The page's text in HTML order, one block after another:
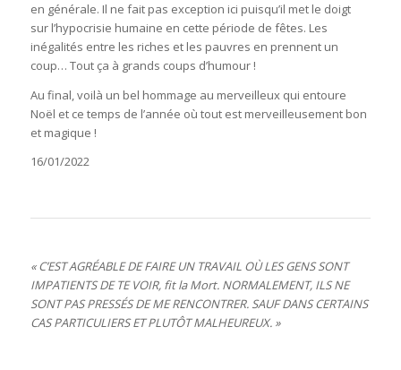
en générale. Il ne fait pas exception ici puisqu’il met le doigt
sur l’hypocrisie humaine en cette période de fêtes. Les
inégalités entre les riches et les pauvres en prennent un
coup… Tout ça à grands coups d’humour !
Au final, voilà un bel hommage au merveilleux qui entoure
Noël et ce temps de l’année où tout est merveilleusement bon
et magique !
16/01/2022
« C’EST AGRÉABLE DE FAIRE UN TRAVAIL OÙ LES GENS SONT
IMPATIENTS DE TE VOIR, fit la Mort. NORMALEMENT, ILS NE
SONT PAS PRESSÉS DE ME RENCONTRER. SAUF DANS CERTAINS
CAS PARTICULIERS ET PLUTÔT MALHEUREUX. »